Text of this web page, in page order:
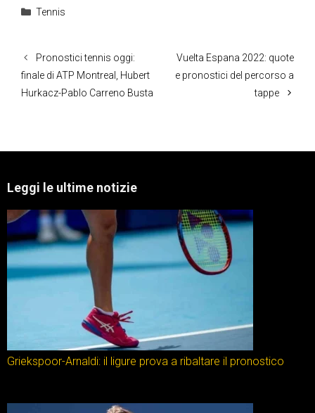
Categorie
Tennis
Pronostici tennis oggi:
finale di ATP Montreal, Hubert
Hurkacz-Pablo Carreno Busta
Vuelta Espana 2022: quote
e pronostici del percorso a
tappe
Leggi le ultime notizie
Griekspoor-Arnaldi: il ligure prova a ribaltare il pronostico